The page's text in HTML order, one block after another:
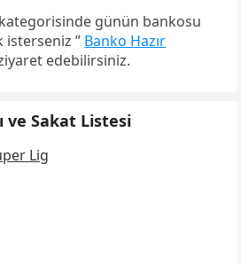
günün bankosu
isterseniz ” Banko Hazır
ziyaret edebilirsiniz.
ve Sakat Listesi
Lig